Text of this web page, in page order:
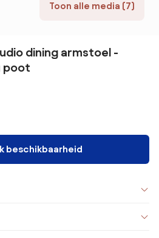
Toon alle media (7)
dining armstoel -
poot
beschikbaarheid